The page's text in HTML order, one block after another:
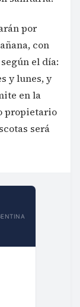
por
con
el día:
y lunes, y
en la
propietario
será